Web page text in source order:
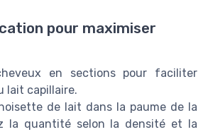
pour maximiser
en sections pour faciliter
lait capillaire.
de lait dans la paume de la
la quantité selon la densité et la